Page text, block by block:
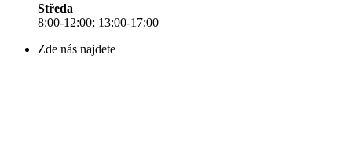
Středa
8:00-12:00; 13:00-17:00
Zde nás najdete